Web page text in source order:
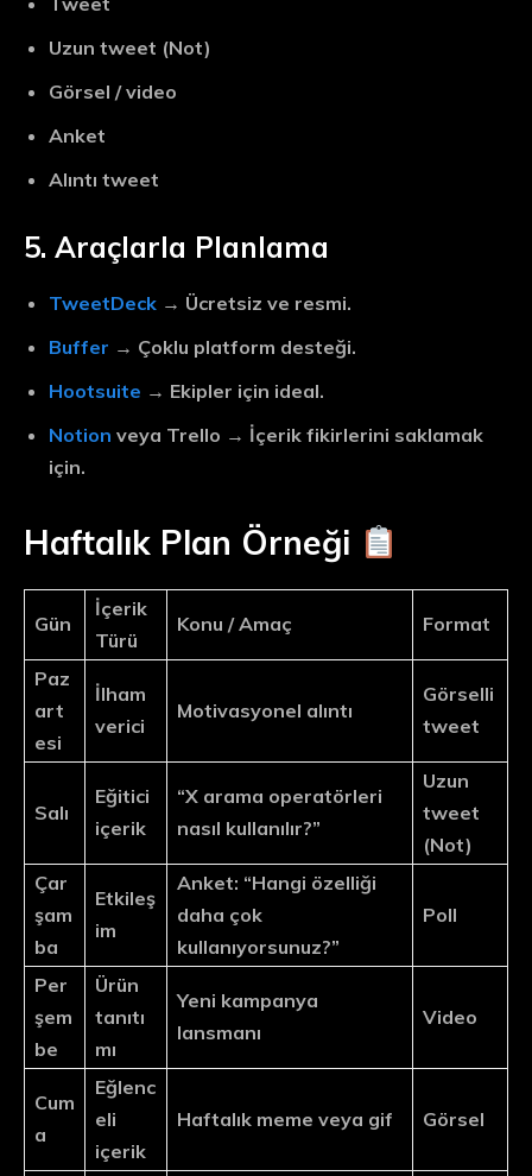
Uzun tweet (Not)
Görsel / video
Anket
Alıntı tweet
5. Araçlarla Planlama
TweetDeck → Ücretsiz ve resmi.
Buffer → Çoklu platform desteği.
Hootsuite → Ekipler için ideal.
Notion veya Trello → İçerik fikirlerini saklamak
için.
Haftalık Plan Örneği
Gün
İçerik
Türü
Konu / Amaç Format
Paz
art
esi
İlham
verici
Motivasyonel alıntı
Görselli
tweet
Salı
Eğitici
içerik
“X arama operatörleri
nasıl kullanılır?”
Uzun
tweet
(Not)
Çar
şam
ba
Etkileş
im
Anket: “Hangi özelliği
daha çok
kullanıyorsunuz?”
Poll
Per
şem
be
Ürün
tanıtı
mı
Yeni kampanya
lansmanı
Video
Cum
a
Eğlenc
eli
içerik
Haftalık meme veya gif Görsel